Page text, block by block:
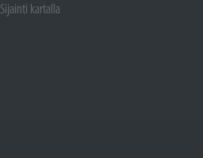
Sijainti kartalla